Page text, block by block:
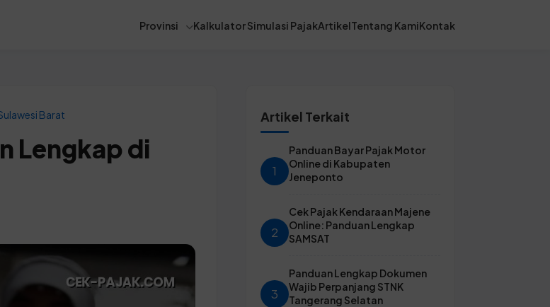
Provinsi Kalkulator Simulasi PajakArtikelTentang KamiKontak
Barat
Lengkap di
Artikel Terkait
1
Panduan Bayar Pajak Motor
Online di Kabupaten
Jeneponto
2
Cek Pajak Kendaraan Majene
Online: Panduan Lengkap
SAMSAT
3
Panduan Lengkap Dokumen
Wajib Perpanjang STNK
Tangerang Selatan